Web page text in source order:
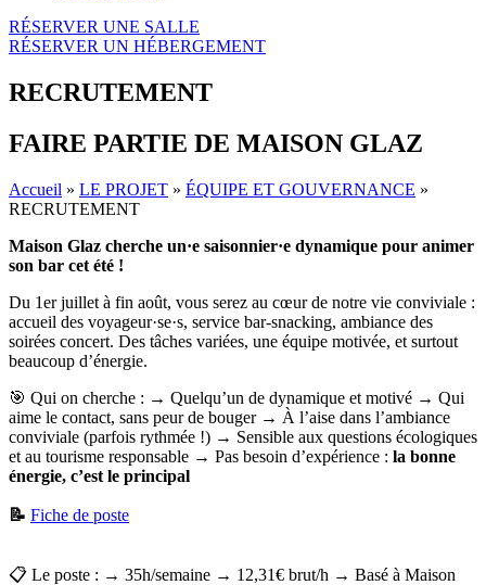
RÉSERVER UNE SALLE
RÉSERVER UN HÉBERGEMENT
RECRUTEMENT
FAIRE PARTIE DE MAISON GLAZ
Accueil » LE PROJET » ÉQUIPE ET GOUVERNANCE »
RECRUTEMENT
Maison Glaz cherche un·e saisonnier·e dynamique pour animer
son bar cet été !
Du 1er juillet à fin août, vous serez au cœur de notre vie conviviale :
accueil des voyageur·se·s, service bar-snacking, ambiance des
soirées concert. Des tâches variées, une équipe motivée, et surtout
beaucoup d’énergie.
🎯 Qui on cherche : → Quelqu’un de dynamique et motivé → Qui
aime le contact, sans peur de bouger → À l’aise dans l’ambiance
conviviale (parfois rythmée !) → Sensible aux questions écologiques
et au tourisme responsable → Pas besoin d’expérience : la bonne
énergie, c’est le principal
📝 Fiche de poste
📋 Le poste : → 35h/semaine → 12,31€ brut/h → Basé à Maison